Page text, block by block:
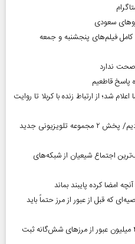
سعودی
فیلم‌های پنجشنبه و جمعه
صحت ندارد
پاسخ قاطعیم
شد؛ از ارتباط زنده با کربلا تا روایت
هنرمند منحصر‌به‌فردی را از دست دادیم/ پخش ۲ مجموعه تلویزیونی جدید
بزرگ‌ترین اجتماع شیعیان از شبکه‌های
امضا کرده پایبند بماند
زائران اربعین آغاز شد؛ ۱۰ توصیه‌ای که قبل از عبور از مرز حتماً باید
رکورد تردد زائران اربعین؛ بیش از ۴.۳ میلیون عبور از مرزهای شش‌گانه ثبت